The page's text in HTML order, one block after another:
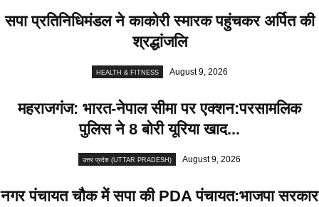
सपा प्रतिनिधिमंडल ने काकोरी स्मारक पहुंचकर अर्पित की
श्रद्धांजलि
HEALTH & FITNESS August 9, 2026
महराजगंज: भारत-नेपाल सीमा पर एक्शन:परसामलिक
पुलिस ने 8 बोरी यूरिया खाद...
उत्तर प्रदेश (UTTAR PRADESH) August 9, 2026
नगर पंचायत चौक में सपा की PDA पंचायत:भाजपा सरकार